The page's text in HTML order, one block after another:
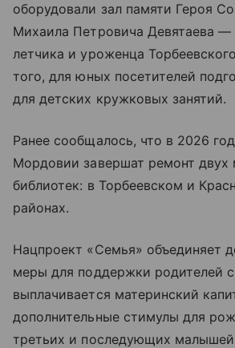
оборудовали зал памяти Героя
Михаила Петровича Девятаева —
летчика и уроженца
того, для юных посетителей
для детских кружковых занятий.
Ранее сообщалось, что в 2026
Мордовии завершат ремонт двух
библиотек: в Торбеевском и
районах.
Нацпроект «Семья» объединяет
меры для поддержки родителей
выплачивается материнский
дополнительные стимулы для
третьих и последующих